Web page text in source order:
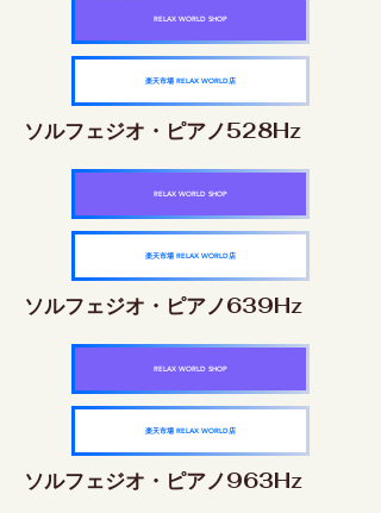
RELAX WORLD SHOP
楽天市場 RELAX WORLD店
ソルフェジオ・ピアノ528Hz
RELAX WORLD SHOP
楽天市場 RELAX WORLD店
ソルフェジオ・ピアノ639Hz
RELAX WORLD SHOP
楽天市場 RELAX WORLD店
ソルフェジオ・ピアノ963Hz